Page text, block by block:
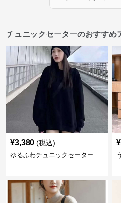
チュニックセーターのおすすめ
¥3,380 (税込)
ゆるふわチュニックセーター
¥